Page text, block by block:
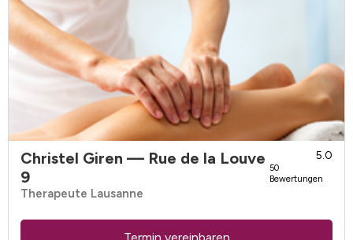
Christel Giren — Rue de la Louve
9
5.0
50
Bewertungen
Therapeute Lausanne